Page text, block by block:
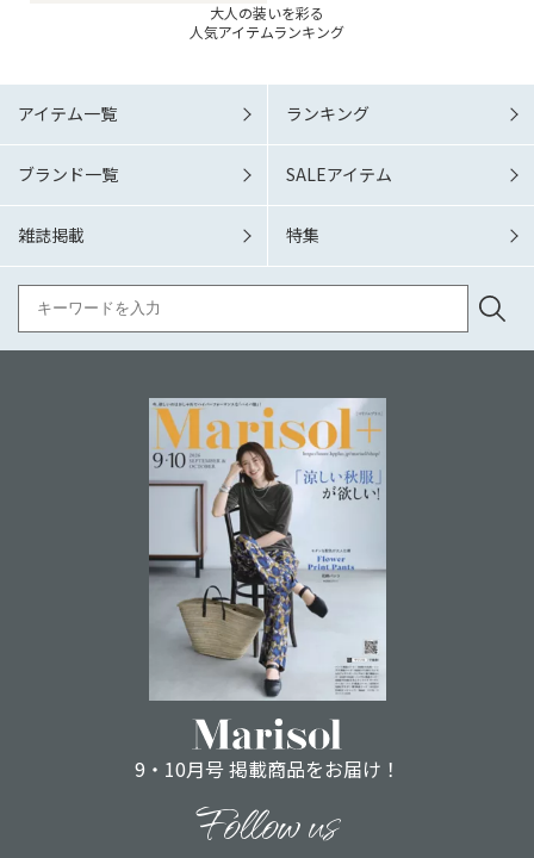
大人の装いを彩る
人気アイテムランキング
アイテム一覧 ランキング
ブランド一覧 SALEアイテム
雑誌掲載 特集
9・10月号 掲載商品をお届け！
Follow us